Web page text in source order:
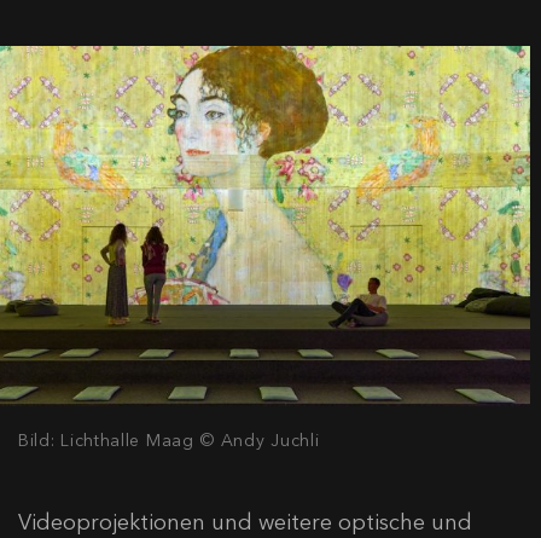
Bild: Lichthalle Maag © Andy Juchli
Videoprojektionen und weitere optische und